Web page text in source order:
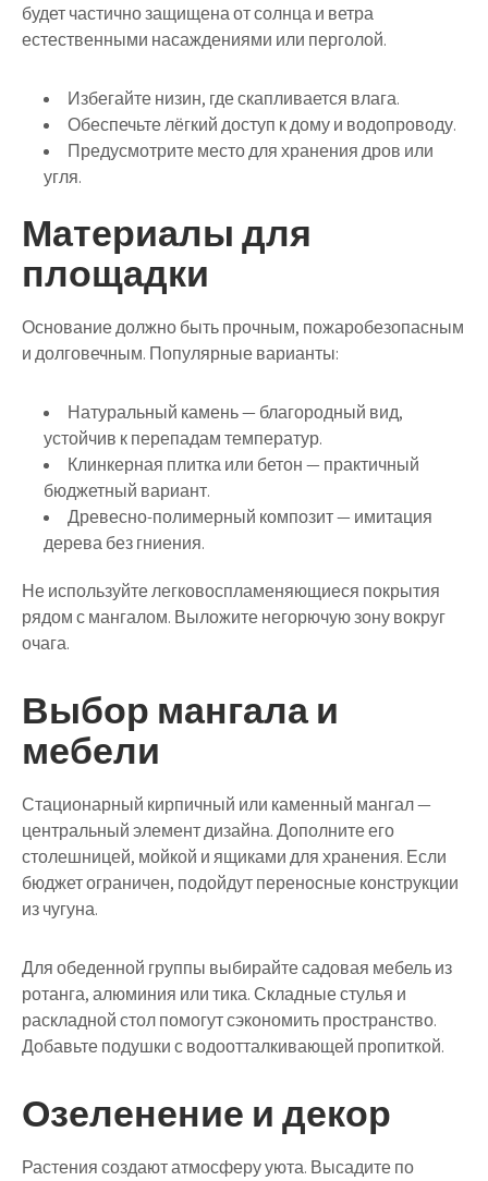
будет частично защищена от солнца и ветра
естественными насаждениями или перголой.
Избегайте низин, где скапливается влага.
Обеспечьте лёгкий доступ к дому и водопроводу.
Предусмотрите место для хранения дров или
угля.
Материалы для
площадки
Основание должно быть прочным, пожаробезопасным
и долговечным. Популярные варианты:
Натуральный камень— благородный вид,
устойчив к перепадам температур.
Клинкерная плитка или бетон— практичный
бюджетный вариант.
Древесно-полимерный композит— имитация
дерева без гниения.
Не используйте легковоспламеняющиеся покрытия
рядом с мангалом. Выложите негорючую зону вокруг
очага.
Выбор мангала и
мебели
Стационарный кирпичный или каменный мангал —
центральный элемент дизайна. Дополните его
столешницей, мойкой и ящиками для хранения. Если
бюджет ограничен, подойдут переносные конструкции
из чугуна.
Для обеденной группы выбирайтесадовая мебель из
ротанга, алюминия или тика. Складные стулья и
раскладной стол помогут сэкономить пространство.
Добавьте подушки с водоотталкивающей пропиткой.
Озеленение и декор
Растения создают атмосферу уюта. Высадите по